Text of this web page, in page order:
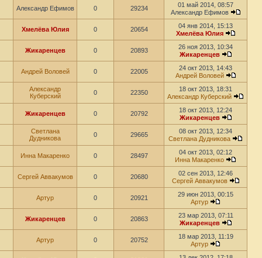
Александр Ефимов 0 29234
01 май 2014, 08:57
Александр Ефимов
Хмелёва Юлия 0 20654
04 янв 2014, 15:13
Хмелёва Юлия
Жикаренцев 0 20893
26 ноя 2013, 10:34
Жикаренцев
Андрей Воловей 0 22005
24 окт 2013, 14:43
Андрей Воловей
Александр
Куберский
0 22350
18 окт 2013, 18:31
Александр Куберский
Жикаренцев 0 20792
18 окт 2013, 12:24
Жикаренцев
Светлана
Дудникова
0 29665
08 окт 2013, 12:34
Светлана Дудникова
Инна Макаренко 0 28497
04 окт 2013, 02:12
Инна Макаренко
Сергей Аввакумов 0 20680
02 сен 2013, 12:46
Сергей Аввакумов
Артур 0 20921
29 июн 2013, 00:15
Артур
Жикаренцев 0 20863
23 мар 2013, 07:11
Жикаренцев
Артур 0 20752
18 мар 2013, 11:19
Артур